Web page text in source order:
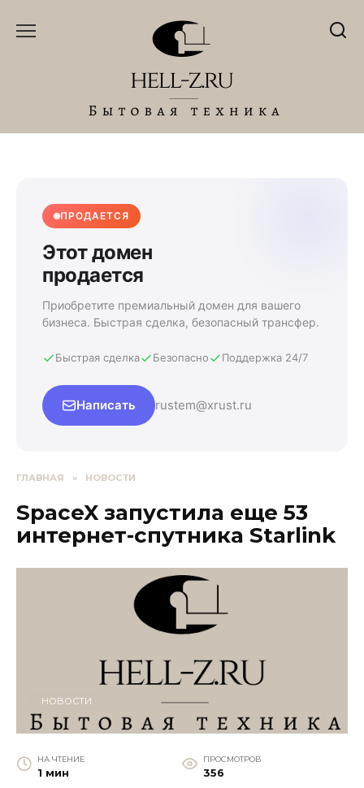
ПРОДАЕТСЯ
Этот домен
продается
Приобретите премиальный домен для вашего
бизнеса. Быстрая сделка, безопасный трансфер.
Быстрая сделка Безопасно Поддержка 24/7
Написать rustem@xrust.ru
ГЛАВНАЯ » НОВОСТИ
SpaceX запустила еще 53
интернет-спутника Starlink
НОВОСТИ
НА ЧТЕНИЕ
1 мин
ПРОСМОТРОВ
356